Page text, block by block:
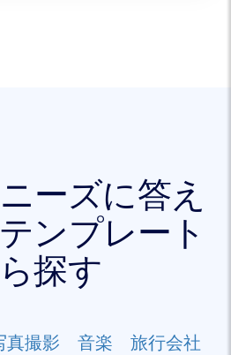
ーズに答え
ンプレート
探す
真撮影 音楽
旅行会社